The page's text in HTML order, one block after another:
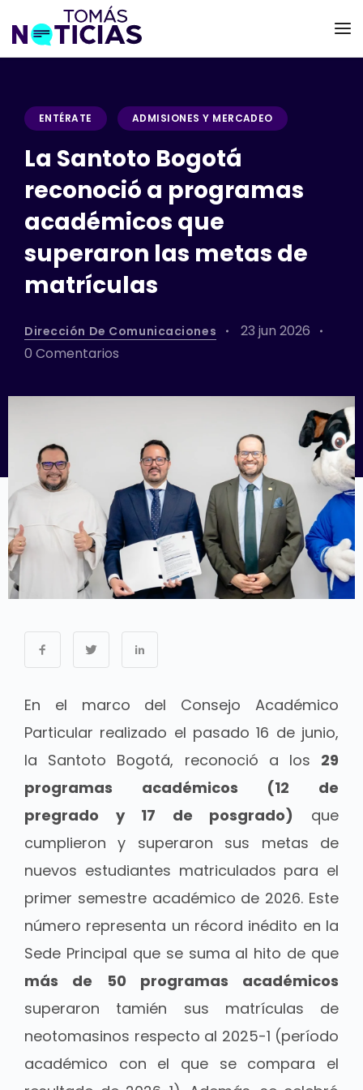
ENTÉRATE ADMISIONES Y MERCADEO
La Santoto Bogotá
reconoció a programas
académicos que
superaron las metas de
matrículas
Dirección De Comunicaciones
23 jun 2026
0 Comentarios
En el marco del Consejo Académico
Particular realizado el pasado 16 de junio,
la Santoto Bogotá, reconoció a los 29
programas académicos (12 de
pregrado y 17 de posgrado) que
cumplieron y superaron sus metas de
nuevos estudiantes matriculados para el
primer semestre académico de 2026. Este
número representa un récord inédito en la
Sede Principal que se suma al hito de que
más de 50 programas académicos
superaron tamién sus matrículas de
neotomasinos respecto al 2025-1 (período
académico con el que se compara el